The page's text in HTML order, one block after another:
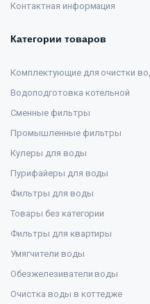
Контактная информация
Категории товаров
Комплектующие для очистки
Водоподготовка котельной
Сменные фильтры
Промышленные фильтры
Кулеры для воды
Пурифайеры для воды
Фильтры для воды
Товары без категории
Фильтры для квартиры
Умягчители воды
Обезжелезиватели воды
Очистка воды в коттедже